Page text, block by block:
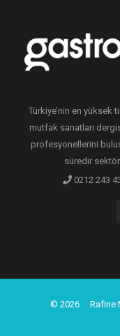
Türkiye’nin en yüksek
mutfak sanatları
profesyonellerini
süredir
0212 243
© 2026 Rafine